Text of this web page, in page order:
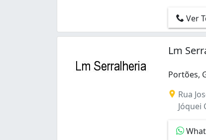
Ver
Lm
Portões,
Rua
Jóquei